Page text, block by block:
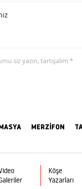
siz yazın, tartışalım *
MERZİFON
Köşe
Yazarları